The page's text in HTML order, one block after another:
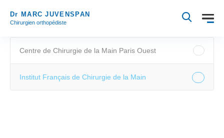
Dr MARC JUVENSPAN
Chirurgien orthopédiste
Centre de Chirurgie de la Main Paris Ouest
Institut Français de Chirurgie de la Main